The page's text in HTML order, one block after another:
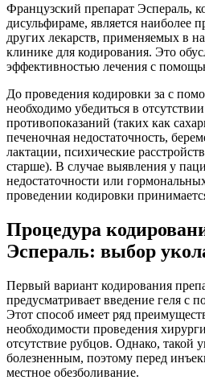
Французский препарат Эспераль,
дисульфираме, является наиболее
других лекарств, применяемых в
клинике для кодирования. Это
эффективностью лечения с
До проведения кодировки за с
необходимо убедиться в
противопоказаний (таких как
печеночная недостаточность,
лактации, психические
старше). В случае выявления у
недостаточности или
проведении кодировки
Процедура
Эспераль: выбор
Первый вариант кодирования
предусматривает введение геля с
Этот способ имеет ряд
необходимости проведения
отсутствие рубцов. Однако, такой
болезненным, поэтому перед
местное обезболивание.